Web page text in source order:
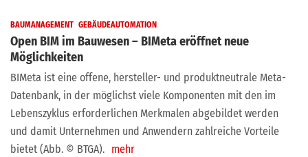
BAUMANAGEMENT GEBÄUDEAUTOMATION
Open BIM im Bauwesen – BIMeta eröffnet neue
Möglichkeiten
BIMeta ist eine offene, hersteller- und produktneutrale Meta-
Datenbank, in der möglichst viele Komponenten mit den im
Lebenszyklus erforderlichen Merkmalen abgebildet werden
und damit Unternehmen und Anwendern zahlreiche Vorteile
bietet (Abb. © BTGA). mehr